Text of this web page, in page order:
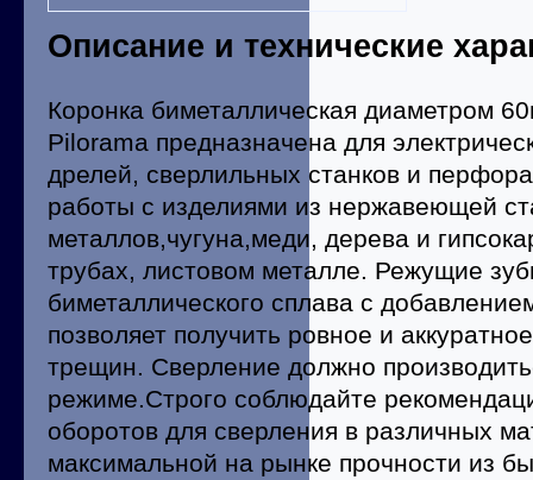
Описание и технические
Коронка биметаллическая диаметром
Pilorama предназначена для
дрелей, сверлильных станков и
работы с изделиями из нержавеющей
металлов,чугуна,меди, дерева и
трубах, листовом металле. Режущие
биметаллического сплава с
позволяет получить ровное и
трещин. Сверление должно
режиме.Строго соблюдайте
оборотов для сверления в различных
максимальной на рынке прочности из